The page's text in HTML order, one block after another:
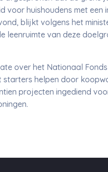
huishoudens met een
blijkt volgens het
van deze
over het Nationaal
helpen door
projecten ingediend